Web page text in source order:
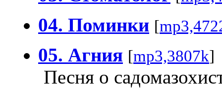
04. Поминки [
05. Агния [mp3,3807k]
Песня о